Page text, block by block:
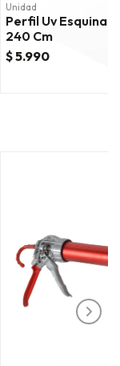
Unidad
Perfil Uv Esquina
240 Cm
$ 5.990